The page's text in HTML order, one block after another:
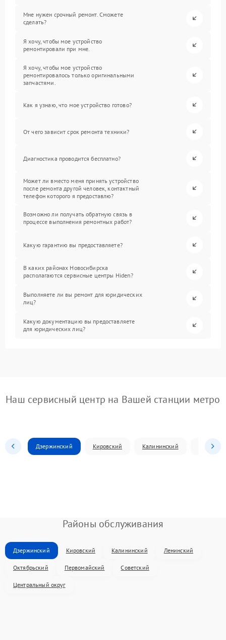
Мне нужен срочный ремонт. Сможете
сделать?
Я хочу, чтобы мое устройство
ремонтировали при мне.
Я хочу, чтобы мое устройство
ремонтировалось только оригинальными
запчастями.
Как я узнаю, что мое устройство готово?
От чего зависит срок ремонта техники?
Диагностика проводится бесплатно?
Может ли вместо меня принять устройство
после ремонта другой человек, контактный
телефон которого я предоставлю?
Возможно ли получать обратную связь в
процессе выполнения ремонтных работ?
Какую гарантию вы предоставляете?
В каких районах Новосибирска
располагаются сервисные центры Hiden?
Выполняете ли вы ремонт для юридических
лиц?
Какую документацию вы предоставляете
для юридических лиц?
Наш сервисный центр на Вашей станции метро
Дзержинский Кировский Калининский
Районы обслуживания
Дзержинский Кировский Калининский Ленинский
Октябрьский Первомайский Советский
Центральный округ